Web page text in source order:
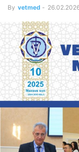
By vetmed -